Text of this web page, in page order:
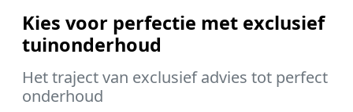
Kies voor perfectie met exclusief
tuinonderhoud
Het traject van exclusief advies tot perfect
onderhoud